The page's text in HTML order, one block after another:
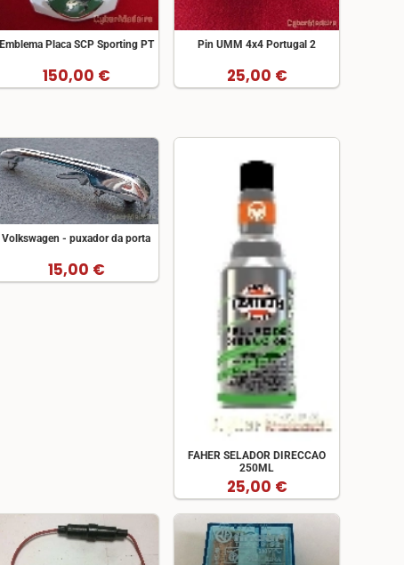
Emblema Placa SCP Sporting PT
150,00 €
Pin UMM 4x4 Portugal 2
25,00 €
Volkswagen - puxador da porta
15,00 €
FAHER SELADOR DIRECCAO
250ML
25,00 €